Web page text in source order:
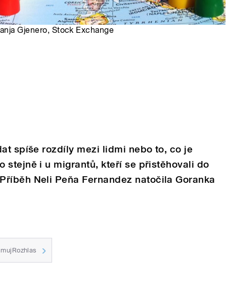
Gjenero, Stock Exchange
spíše rozdíly mezi lidmi nebo to, co je
stejně i u migrantů, kteří se přistěhovali do
Neli Peňa Fernandez natočila Goranka